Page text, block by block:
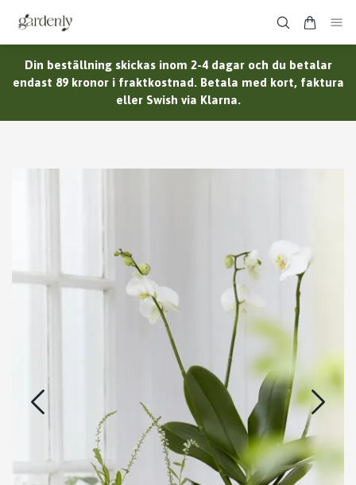
Din beställning skickas inom 2-4 dagar och du betalar
endast 89 kronor i fraktkostnad. Betala med kort, faktura
eller Swish via Klarna.